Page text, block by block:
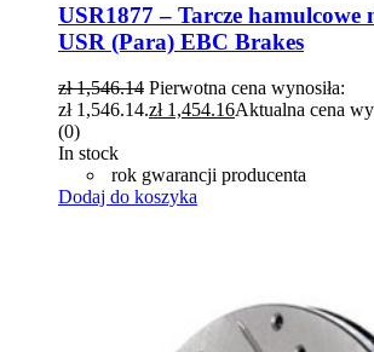
USR1877 – Tarcze hamulcowe
USR (Para) EBC Brakes
zł1,546.14 Pierwotna cena wynosiła:
zł 1,546.14.zł1,454.16Aktualna cena
(0)
In stock
rok gwarancji producenta
Dodaj do koszyka